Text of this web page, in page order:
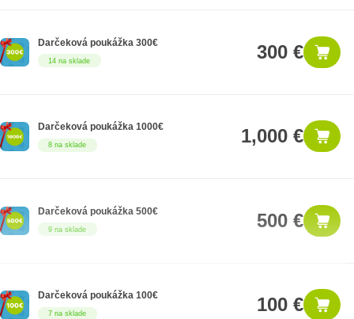
14 na sklade
Darčeková poukážka 300€ 300 €
8 na sklade
Darčeková poukážka 1000€ 1,000 €
9 na sklade
Darčeková poukážka 500€ 500 €
7 na sklade
Darčeková poukážka 100€ 100 €